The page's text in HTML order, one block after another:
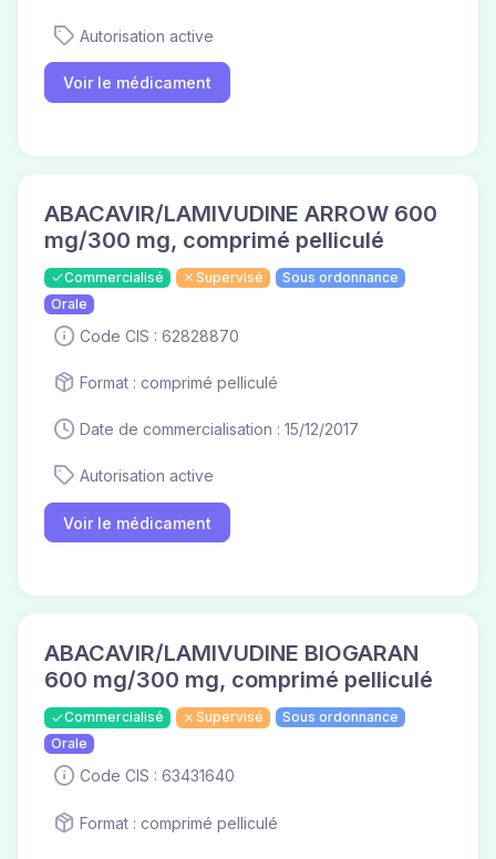
Autorisation active
Voir le médicament
ABACAVIR/LAMIVUDINE ARROW 600
mg/300 mg, comprimé pelliculé
Commercialisé Supervisé
Sous ordonnance
Orale
Code CIS : 62828870
Format : comprimé pelliculé
Date de commercialisation : 15/12/2017
Autorisation active
Voir le médicament
ABACAVIR/LAMIVUDINE BIOGARAN
600 mg/300 mg, comprimé pelliculé
Commercialisé Supervisé
Sous ordonnance
Orale
Code CIS : 63431640
Format : comprimé pelliculé